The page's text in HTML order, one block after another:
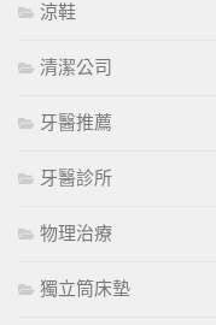
涼鞋
清潔公司
牙醫推薦
牙醫診所
物理治療
獨立筒床墊